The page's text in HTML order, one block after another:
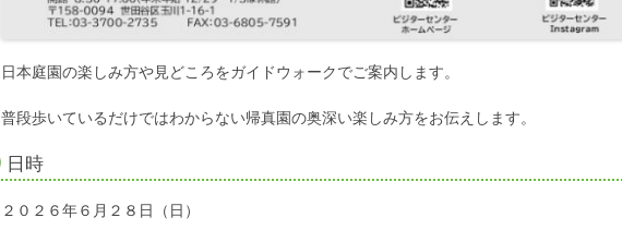
日本庭園の楽しみ方や見どころをガイドウォークでご案内します。
普段歩いているだけではわからない帰真園の奥深い楽しみ方をお伝えします。
日時
２０２６年６月２８日（日）